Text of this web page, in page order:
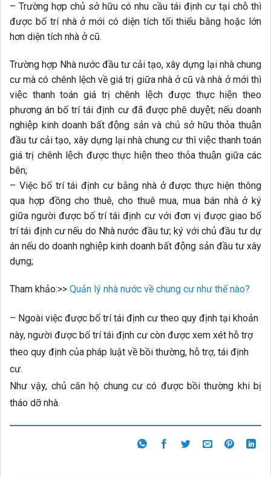
– Trường hợp chủ sở hữu có nhu cầu tái định cư tại chỗ thì
được bố trí nhà ở mới có diện tích tối thiểu bằng hoặc lớn
hơn diện tích nhà ở cũ.
Trường hợp Nhà nước đầu tư cải tạo, xây dựng lại nhà chung
cư mà có chênh lệch về giá trị giữa nhà ở cũ và nhà ở mới thì
việc thanh toán giá trị chênh lệch được thực hiện theo
phương án bố trí tái định cư đã được phê duyệt; nếu doanh
nghiệp kinh doanh bất động sản và chủ sở hữu thỏa thuận
đầu tư cải tạo, xây dựng lại nhà chung cư thì việc thanh toán
giá trị chênh lệch được thực hiện theo thỏa thuận giữa các
bên;
– Việc bố trí tái định cư bằng nhà ở được thực hiện thông
qua hợp đồng cho thuê, cho thuê mua, mua bán nhà ở ký
giữa người được bố trí tái định cư với đơn vị được giao bố
trí tái định cư nếu do Nhà nước đầu tư; ký với chủ đầu tư dự
án nếu do doanh nghiệp kinh doanh bất động sản đầu tư xây
dựng;
Tham khảo:>> Quản lý nhà nước về chung cư như thế nào?
– Ngoài việc được bố trí tái định cư theo quy định tại khoản
này, người được bố trí tái định cư còn được xem xét hỗ trợ
theo quy định của pháp luật về bồi thường, hỗ trợ, tái định
cư.
Như vậy, chủ căn hộ chung cư có được bồi thường khi bị
tháo dỡ nhà.